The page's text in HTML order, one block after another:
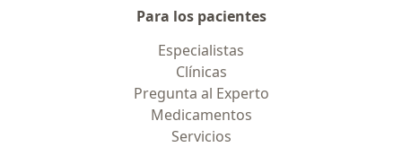
Para los pacientes
Especialistas
Clínicas
Pregunta al Experto
Medicamentos
Servicios